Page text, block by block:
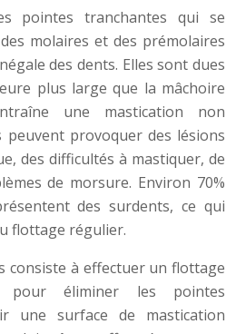
pointes tranchantes qui se
molaires et des prémolaires
des dents. Elles sont dues
plus large que la mâchoire
une mastication non
peuvent provoquer des lésions
des difficultés à mastiquer, de
de morsure. Environ 70%
des surdents, ce qui
flottage régulier.
consiste à effectuer un flottage
pour éliminer les pointes
une surface de mastication